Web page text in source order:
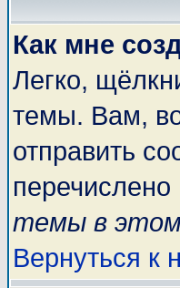
Как мне
Легко,
темы. Вам,
отправить
темы в
Вернуться к